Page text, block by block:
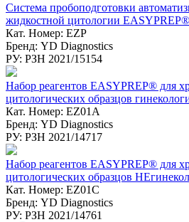
Система пробоподготовки
жидкостной цитологии EASYPREP®
Кат. Номер: EZP
Бренд: YD Diagnostics
РУ: РЗН 2021/15154
Набор реагентов EASYPREP® для
цитологических образцов
Кат. Номер: EZ01A
Бренд: YD Diagnostics
РУ: РЗН 2021/14717
Набор реагентов EASYPREP® для
цитологических образцов
Кат. Номер: EZ01C
Бренд: YD Diagnostics
РУ: РЗН 2021/14761